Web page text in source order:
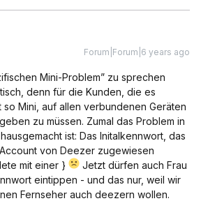
Forum|Forum|6 years ago
Mini-Problem” zu sprechen
denn für die Kunden, die es
Mini, auf allen verbundenen Geräten
zu müssen. Zumal das Problem in
ist: Das Initalkennwort, das
von Deezer zugewiesen
mit einer }
Jetzt dürfen auch Frau
eintippen - und das nur, weil wir
Fernseher auch deezern wollen.